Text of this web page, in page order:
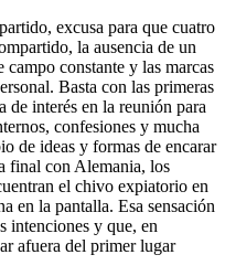
excusa para que cuatro
la ausencia de un
campo constante y las marcas
Basta con las primeras
de interés en la reunión para
confesiones y mucha
de ideas y formas de encarar
final con Alemania, los
el chivo expiatorio en
en la pantalla. Esa sensación
intenciones y que, en
afuera del primer lugar